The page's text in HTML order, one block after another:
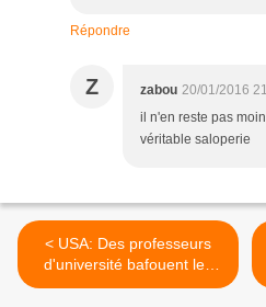
Répondre
Z zabou 20/01/2016
il n'en reste pas
véritable saloperie
< USA: Des professeurs
d'université bafouent les
droits du 1er Amendement